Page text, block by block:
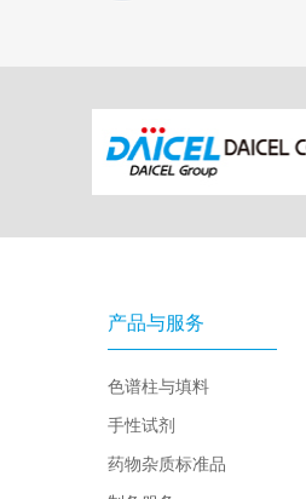
产品与服务
色谱柱与填料
手性试剂
药物杂质标准品